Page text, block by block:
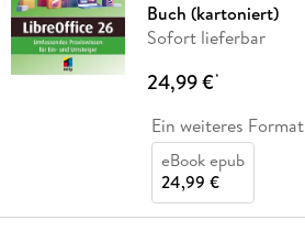
Buch (kartoniert)
Sofort lieferbar
24,99 €*
Ein weiteres Format
eBook epub
24,99 €